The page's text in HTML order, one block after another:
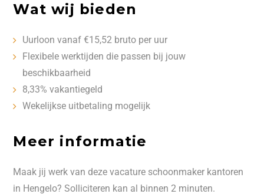
Wat wij bieden
Uurloon vanaf €15,52 bruto per uur
Flexibele werktijden die passen bij jouw
beschikbaarheid
8,33% vakantiegeld
Wekelijkse uitbetaling mogelijk
Meer informatie
Maak jij werk van deze vacature schoonmaker kantoren
in Hengelo? Solliciteren kan al binnen 2 minuten.